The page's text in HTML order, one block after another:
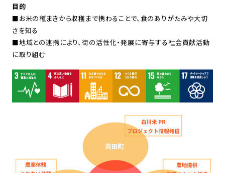
目的
■お米の種まきから収穫まで携わることで、食のありがたみや大切
さを知る
■地域との連携により、街の活性化・発展に寄与する社会貢献活動
に取り組む